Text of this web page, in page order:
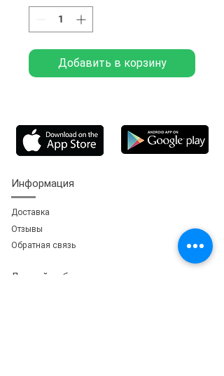
Добавить в корзину
Информация
Доставка
Отзывы
Обратная связь
Личный кабинет